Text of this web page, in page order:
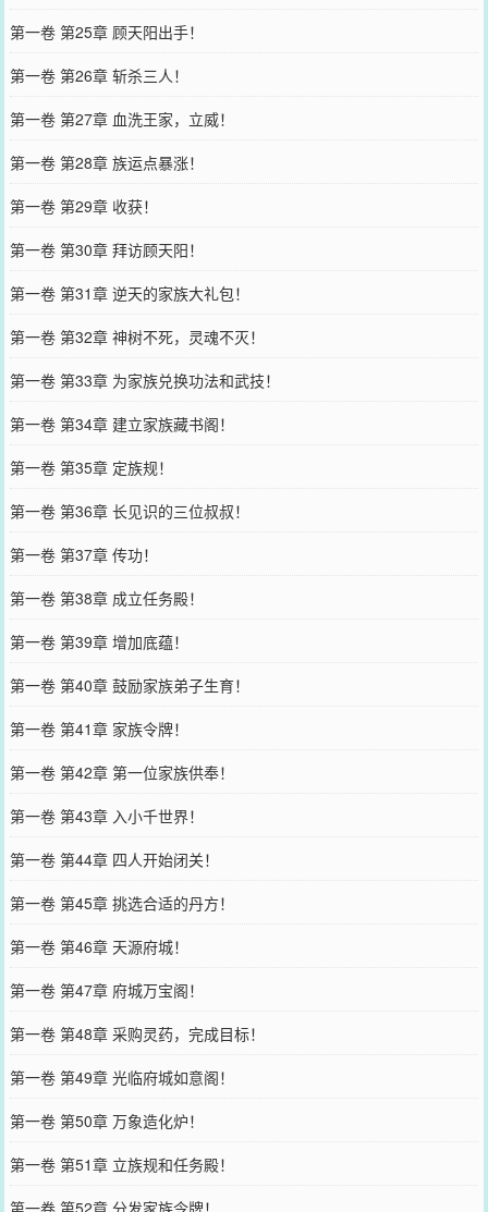
第一卷 第25章 顾天阳出手！
第一卷 第26章 斩杀三人！
第一卷 第27章 血洗王家，立威！
第一卷 第28章 族运点暴涨！
第一卷 第29章 收获！
第一卷 第30章 拜访顾天阳！
第一卷 第31章 逆天的家族大礼包！
第一卷 第32章 神树不死，灵魂不灭！
第一卷 第33章 为家族兑换功法和武技！
第一卷 第34章 建立家族藏书阁！
第一卷 第35章 定族规！
第一卷 第36章 长见识的三位叔叔！
第一卷 第37章 传功！
第一卷 第38章 成立任务殿！
第一卷 第39章 增加底蕴！
第一卷 第40章 鼓励家族弟子生育！
第一卷 第41章 家族令牌！
第一卷 第42章 第一位家族供奉！
第一卷 第43章 入小千世界！
第一卷 第44章 四人开始闭关！
第一卷 第45章 挑选合适的丹方！
第一卷 第46章 天源府城！
第一卷 第47章 府城万宝阁！
第一卷 第48章 采购灵药，完成目标！
第一卷 第49章 光临府城如意阁！
第一卷 第50章 万象造化炉！
第一卷 第51章 立族规和任务殿！
第一卷 第52章 分发家族令牌！